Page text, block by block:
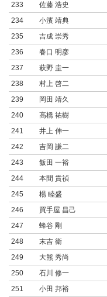
233
佐藤 浩史
234
小濱 靖典
235
吉成 崇秀
236
春口 明彦
237
萩野 圭一
238
村上 啓二
239
岡田 靖久
240
高橋 祐樹
241
井上 伸一
242
吉岡 謙二
243
飯田 一裕
244
本間 貫禎
245
楊 睦盛
246
買手屋 昌己
247
蜂谷 剛
248
末吉 衛
249
大熊 秀尚
250
石川 修一
251
小田 邦裕